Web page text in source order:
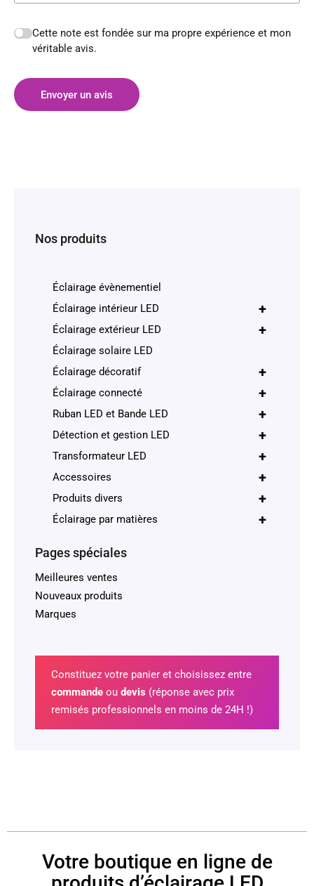
Cette note est fondée sur ma propre expérience et mon
véritable avis.
Envoyer un avis
Nos produits
Éclairage évènementiel
+
Éclairage intérieur LED
+
Éclairage extérieur LED
Éclairage solaire LED
+
Éclairage décoratif
+
Éclairage connecté
+
Ruban LED et Bande LED
+
Détection et gestion LED
+
Transformateur LED
+
Accessoires
+
Produits divers
+
Éclairage par matières
Pages spéciales
Meilleures ventes
Nouveaux produits
Marques
Constituez votre panier et choisissez entre
commandeou devis (réponse avec prix
remisés professionnels en moins de 24H !)
Votre boutique en ligne de